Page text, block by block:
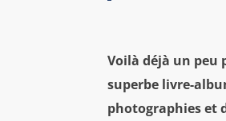
Voilà déjà un peu
superbe livre-
photographies et